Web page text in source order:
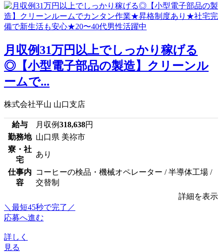
月収例31万円以上でしっかり稼げる
◎【小型電子部品の製造】クリーンル
ームで...
株式会社平山 山口支店
給与 月収例318,638円
勤務地 山口県 美祢市
寮・社
宅
あり
仕事内
容
コーヒーの検品・機械オペレーター / 半導体工場 /
交替制
詳細を表示
＼最短45秒で完了／
応募へ進む
詳しく
見る